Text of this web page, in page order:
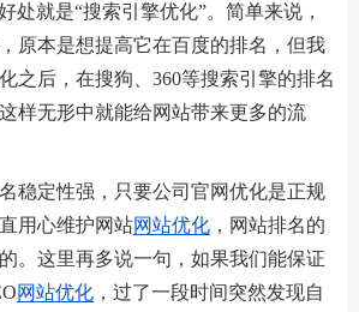
处就是“搜索引擎优化”。简单来说，
原本是想提高它在百度的排名，但我
之后，在搜狗、360等搜索引擎的排名
样无形中就能给网站带来更多的流
稳定性强，只要公司官网优化是正规
用心维护网站网站优化 ，网站排名的
。这里再多说一句，如果我们能保证
网站优化 ，过了一段时间突然发现自